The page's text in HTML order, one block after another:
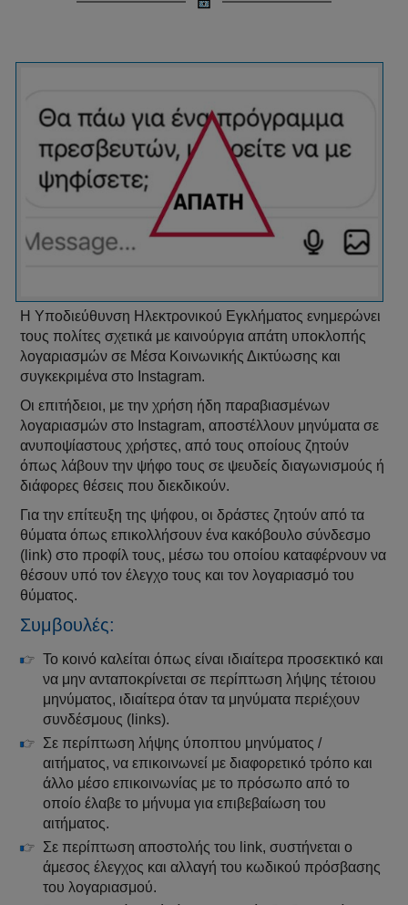
Η Υποδιεύθυνση Ηλεκτρονικού Εγκλήματος ενημερώνει
τους πολίτες σχετικά με καινούργια απάτη υποκλοπής
λογαριασμών σε Μέσα Κοινωνικής Δικτύωσης και
συγκεκριμένα στο Instagram.
Οι επιτήδειοι, με την χρήση ήδη παραβιασμένων
λογαριασμών στο Instagram, αποστέλλουν μηνύματα σε
ανυποψίαστους χρήστες, από τους οποίους ζητούν
όπως λάβουν την ψήφο τους σε ψευδείς διαγωνισμούς ή
διάφορες θέσεις που διεκδικούν.
Για την επίτευξη της ψήφου, οι δράστες ζητούν από τα
θύματα όπως επικολλήσουν ένα κακόβουλο σύνδεσμο
(link) στο προφίλ τους, μέσω του οποίου καταφέρνουν να
θέσουν υπό τον έλεγχο τους και τον λογαριασμό του
θύματος.
Συμβουλές:
Το κοινό καλείται όπως είναι ιδιαίτερα προσεκτικό και
να μην ανταποκρίνεται σε περίπτωση λήψης τέτοιου
μηνύματος, ιδιαίτερα όταν τα μηνύματα περιέχουν
συνδέσμους (links).
Σε περίπτωση λήψης ύποπτου μηνύματος /
αιτήματος, να επικοινωνεί με διαφορετικό τρόπο και
άλλο μέσο επικοινωνίας με το πρόσωπο από το
οποίο έλαβε το μήνυμα για επιβεβαίωση του
αιτήματος.
Σε περίπτωση αποστολής του link, συστήνεται ο
άμεσος έλεγχος και αλλαγή του κωδικού πρόσβασης
του λογαριασμού.